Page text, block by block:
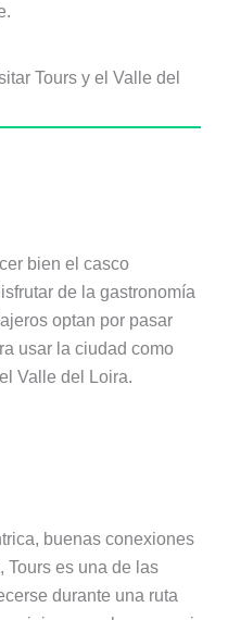
Tours y el Valle del
bien el casco
de la gastronomía
optan por pasar
usar la ciudad como
Valle del Loira.
buenas conexiones
Tours es una de las
durante una ruta